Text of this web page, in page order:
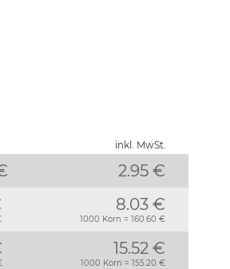
inkl. MwSt.
2.95€
8.03 €
1000 Korn = 160.60 €
15.52 €
1000 Korn = 155.20 €